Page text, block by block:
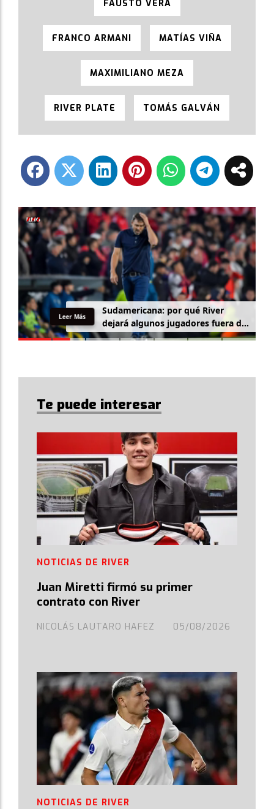
FAUSTO VERA
FRANCO ARMANI MATÍAS VIÑA
MAXIMILIANO MEZA
RIVER PLATE TOMÁS GALVÁN
Sudamericana: por qué River
dejará algunos jugadores fuera de
la lista
Leer Más
Te puede interesar
Juan Miretti firmó su primer
contrato con River
NICOLÁS LAUTARO HAFEZ
NOTICIAS DE RIVER
05/08/2026
NOTICIAS DE RIVER